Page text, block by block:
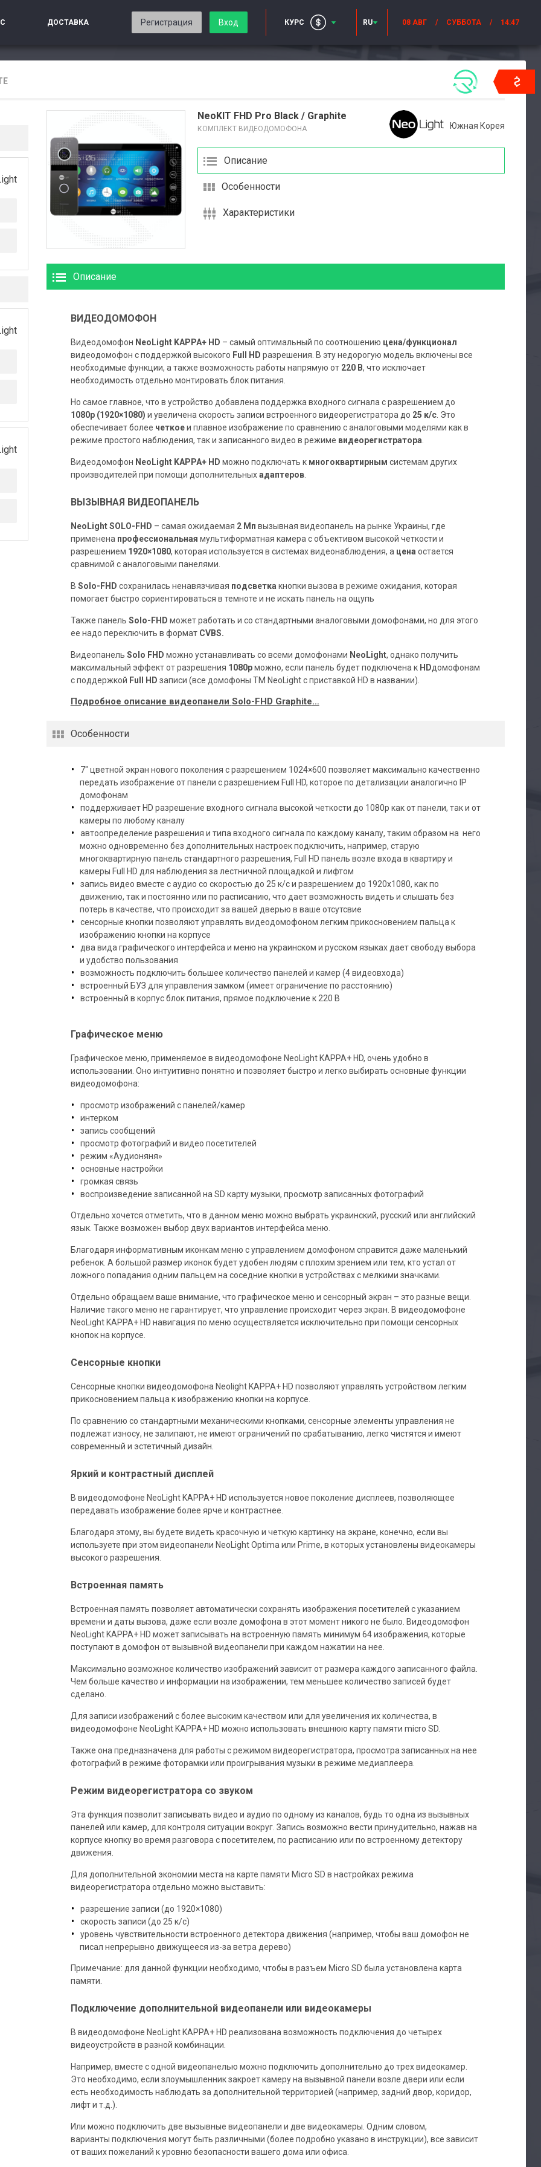
ДОСТАВКА Регистрация Вход КУРС RU 08 АВГ / СУББОТА / 14:47
NeoKIT FHD Pro Black / Graphite
КОМПЛЕКТ ВИДЕОДОМОФОНА Южная Корея
Описание
Особенности
Характеристики
Описание
ВИДЕОДОМОФОН
Видеодомофон NeoLight KAPPA+ HD – самый оптимальный по соотношению цена/функционал
видеодомофон с поддержкой высокого Full HD разрешения. В эту недорогую модель включены все
необходимые функции, а также возможность работы напрямую от 220 В, что исключает
необходимость отдельно монтировать блок питания.
Но самое главное, что в устройство добавлена поддержка входного сигнала с разрешением до
1080p (1920×1080) и увеличена скорость записи встроенного видеорегистратора до 25 к/с. Это
обеспечивает более четкоеи плавное изображение по сравнению с аналоговыми моделями как в
режиме простого наблюдения, так и записанного видео в режиме видеорегистратора
Видеодомофон NeoLight KAPPA+ HD можно подключать к многоквартирным системам других
производителей при помощи дополнительныхадаптеров.
ВЫЗЫВНАЯ ВИДЕОПАНЕЛЬ
NeoLight SOLO-FHD – самая ожидаемая 2 Мп вызывная видеопанель на рынке Украины, где
применена профессиональная мультиформатная камера с объективом высокой четкости и
разрешением 1920×1080, которая используется в системах видеонаблюдения, а цена остается
сравнимой с аналоговыми панелями.
В Solo-FHD сохранилась ненавязчивая подсветка кнопки вызова в режиме ожидания, которая
помогает быстро сориентироваться в темноте и не искать панель на ощупь
Также панель Solo-FHD может работать и со стандартными аналоговыми домофонами, но для этого
ее надо переключить в формат CVBS.
Видеопанель Solo FHD можно устанавливать со всеми домофонами NeoLight, однако получить
максимальный эффект от разрешения 1080рможно, если панель будет подключена к HDдомофонам
с поддержкой Full HD записи (все домофоны ТМ NeoLight с приставкой HD в названии).
Подробное описание видеопанели Solo-FHD Graphite…
Особенности
7″ цветной экран нового поколения с разрешением 1024×600 позволяет максимально качественно
передать изображение от панели с разрешением Full HD, которое по детализации аналогично IP
домофонам
поддерживает HD разрешение входного сигнала высокой четкости до 1080р как от панели, так и от
камеры по любому каналу
автоопределение разрешения и типа входного сигнала по каждому каналу, таким образом на него
можно одновременно без дополнительных настроек подключить, например, старую
многоквартирную панель стандартного разрешения, Full HD панель возле входа в квартиру и
камеры Full HD для наблюдения за лестничной площадкой и лифтом
запись видео вместе с аудио со скоростью до 25 к/с и разрешением до 1920х1080, как по
движению, так и постоянно или по расписанию, что дает возможность видеть и слышать без
потерь в качестве, что происходит за вашей дверью в ваше отсутсвие
сенсорные кнопки позволяют управлять видеодомофоном легким прикосновением пальца к
изображению кнопки на корпусе
два вида графического интерфейса и меню на украинском и русском языках дает свободу выбора
и удобство пользования
возможность подключить большее количество панелей и камер (4 видеовхода)
встроенный БУЗ для управления замком (имеет ограничение по расстоянию)
встроенный в корпус блок питания, прямое подключение к 220 В
Графическое меню
Графическое меню, применяемое в видеодомофоне NeoLight KAPPA+ HD, очень удобно в
использовании. Оно интуитивно понятно и позволяет быстро и легко выбирать основные функции
видеодомофона:
просмотр изображений с панелей/камер
интерком
запись сообщений
просмотр фотографий и видео посетителей
режим «Аудионяня»
основные настройки
громкая связь
воспроизведение записанной на SD карту музыки, просмотр записанных фотографий
Отдельно хочется отметить, что в данном меню можно выбрать украинский, русский или английский
язык. Также возможен выбор двух вариантов интерфейса меню.
Благодаря информативным иконкам меню с управлением домофоном справится даже маленький
ребенок. А большой размер иконок будет удобен людям с плохим зрением или тем, кто устал от
ложного попадания одним пальцем на соседние кнопки в устройствах с мелкими значками.
Отдельно обращаем ваше внимание, что графическое меню и сенсорный экран – это разные вещи.
Наличие такого меню не гарантирует, что управление происходит через экран. В видеодомофоне
NeoLight KAPPA+ HD навигация по меню осуществляется исключительно при помощи сенсорных
кнопок на корпусе.
Сенсорные кнопки
Сенсорные кнопки видеодомофона Neolight KAPPA+ HD позволяют управлять устройством легким
прикосновением пальца к изображению кнопки на корпусе.
По сравнению со стандартными механическими кнопками, сенсорные элементы управления не
подлежат износу, не залипают, не имеют ограничений по срабатыванию, легко чистятся и имеют
современный и эстетичный дизайн.
Яркий и контрастный дисплей
В видеодомофоне NeoLight KAPPA+ HD используется новое поколение дисплеев, позволяющее
передавать изображение более ярче и контрастнее.
Благодаря этому, вы будете видеть красочную и четкую картинку на экране, конечно, если вы
используете при этом видеопанели NeoLight Optima или Prime, в которых установлены видеокамеры
высокого разрешения.
Встроенная память
Встроенная память позволяет автоматически сохранять изображения посетителей с указанием
времени и даты вызова, даже если возле домофона в этот момент никого не было. Видеодомофон
NeoLight KAPPA+ HD может записывать на встроенную память минимум 64 изображения, которые
поступают в домофон от вызывной видеопанели при каждом нажатии на нее.
Максимально возможное количество изображений зависит от размера каждого записанного файла.
Чем больше качество и информации на изображении, тем меньшее количество записей будет
сделано.
Для записи изображений с более высоким качеством или для увеличения их количества, в
видеодомофоне NeoLight KAPPA+ HD можно использовать внешнюю карту памяти micro SD.
Также она предназначена для работы с режимом видеорегистратора, просмотра записанных на нее
фотографий в режиме фоторамки или проигрывания музыки в режиме медиаплеера.
Режим видеорегистратора со звуком
Эта функция позволит записывать видео и аудио по одному из каналов, будь то одна из вызывных
панелей или камер, для контроля ситуации вокруг. Запись возможно вести принудительно, нажав на
корпусе кнопку во время разговора с посетителем, по расписанию или по встроенному детектору
движения.
Для дополнительной экономии места на карте памяти Micro SD в настройках режима
видеорегистратора отдельно можно выставить:
разрешение записи (до 1920×1080)
скорость записи (до 25 к/с)
уровень чувствительности встроенного детектора движения (например, чтобы ваш домофон не
писал непрерывно движущееся из-за ветра дерево)
Примечание: для данной функции необходимо, чтобы в разъем Micro SD была установлена карта
памяти.
Подключение дополнительной видеопанели или видеокамеры
В видеодомофоне NeoLight KAPPA+ HD реализована возможность подключения до четырех
видеоустройств в разной комбинации.
Например, вместе с одной видеопанелью можно подключить дополнительно до трех видеокамер.
Это необходимо, если злоумышленник закроет камеру на вызывной панели возле двери или если
есть необходимость наблюдать за дополнительной территорией (например, задний двор, коридор,
лифт и т.д.).
Или можно подключить две вызывные видеопанели и две видеокамеры. Одним словом,
варианты подключения могут быть различными (более подробно указано в инструкции), все зависит
от ваших пожеланий к уровню безопасности вашего дома или офиса.